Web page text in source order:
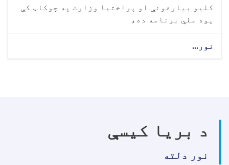
کلیو بیارغونې او پراختیا وزارت په چوکاټ کې
یوه ملي برنامه ده،
نور...
د بریا کیسې
نور دلته